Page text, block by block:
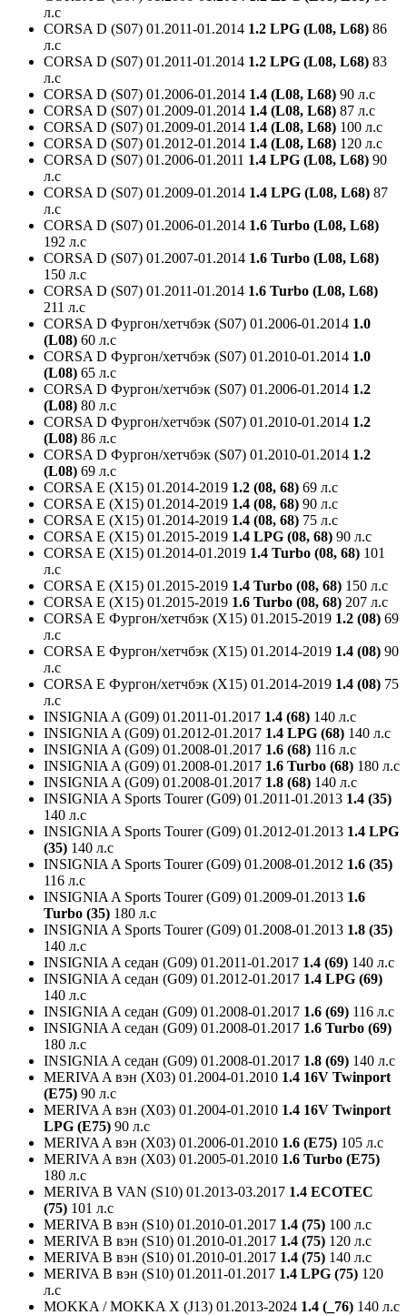
л.с
CORSA D (S07) 01.2011-01.2014 1.2 LPG (L08, L68) 86
л.с
CORSA D (S07) 01.2011-01.2014 1.2 LPG (L08, L68) 83
л.с
CORSA D (S07) 01.2006-01.2014 1.4 (L08, L68) 90 л.с
CORSA D (S07) 01.2009-01.2014 1.4 (L08, L68) 87 л.с
CORSA D (S07) 01.2009-01.2014 1.4 (L08, L68) 100 л.с
CORSA D (S07) 01.2012-01.2014 1.4 (L08, L68) 120 л.с
CORSA D (S07) 01.2006-01.2011 1.4 LPG (L08, L68) 90
л.с
CORSA D (S07) 01.2009-01.2014 1.4 LPG (L08, L68) 87
л.с
CORSA D (S07) 01.2006-01.2014 1.6 Turbo (L08, L68)
192 л.с
CORSA D (S07) 01.2007-01.2014 1.6 Turbo (L08, L68)
150 л.с
CORSA D (S07) 01.2011-01.2014 1.6 Turbo (L08, L68)
211 л.с
CORSA D Фургон/хетчбэк (S07) 01.2006-01.2014 1.0
(L08) 60 л.с
CORSA D Фургон/хетчбэк (S07) 01.2010-01.2014 1.0
(L08) 65 л.с
CORSA D Фургон/хетчбэк (S07) 01.2006-01.2014 1.2
(L08) 80 л.с
CORSA D Фургон/хетчбэк (S07) 01.2010-01.2014 1.2
(L08) 86 л.с
CORSA D Фургон/хетчбэк (S07) 01.2010-01.2014 1.2
(L08) 69 л.с
CORSA E (X15) 01.2014-2019 1.2 (08, 68) 69 л.с
CORSA E (X15) 01.2014-2019 1.4 (08, 68) 90 л.с
CORSA E (X15) 01.2014-2019 1.4 (08, 68) 75 л.с
CORSA E (X15) 01.2015-2019 1.4 LPG (08, 68) 90 л.с
CORSA E (X15) 01.2014-01.2019 1.4 Turbo (08, 68) 101
л.с
CORSA E (X15) 01.2015-2019 1.4 Turbo (08, 68) 150 л.с
CORSA E (X15) 01.2015-2019 1.6 Turbo (08, 68) 207 л.с
CORSA E Фургон/хетчбэк (X15) 01.2015-2019 1.2 (08) 69
л.с
CORSA E Фургон/хетчбэк (X15) 01.2014-2019 1.4 (08) 90
л.с
CORSA E Фургон/хетчбэк (X15) 01.2014-2019 1.4 (08) 75
л.с
INSIGNIA A (G09) 01.2011-01.2017 1.4 (68) 140 л.с
INSIGNIA A (G09) 01.2012-01.2017 1.4 LPG (68) 140 л.с
INSIGNIA A (G09) 01.2008-01.2017 1.6 (68) 116 л.с
INSIGNIA A (G09) 01.2008-01.2017 1.6 Turbo (68) 180 л.с
INSIGNIA A (G09) 01.2008-01.2017 1.8 (68) 140 л.с
INSIGNIA A Sports Tourer (G09) 01.2011-01.2013 1.4 (35)
140 л.с
INSIGNIA A Sports Tourer (G09) 01.2012-01.2013 1.4 LPG
(35) 140 л.с
INSIGNIA A Sports Tourer (G09) 01.2008-01.2012 1.6 (35)
116 л.с
INSIGNIA A Sports Tourer (G09) 01.2009-01.2013 1.6
Turbo (35) 180 л.с
INSIGNIA A Sports Tourer (G09) 01.2008-01.2013 1.8 (35)
140 л.с
INSIGNIA A седан (G09) 01.2011-01.2017 1.4 (69) 140 л.с
INSIGNIA A седан (G09) 01.2012-01.2017 1.4 LPG (69)
140 л.с
INSIGNIA A седан (G09) 01.2008-01.2017 1.6 (69) 116 л.с
INSIGNIA A седан (G09) 01.2008-01.2017 1.6 Turbo (69)
180 л.с
INSIGNIA A седан (G09) 01.2008-01.2017 1.8 (69) 140 л.с
MERIVA A вэн (X03) 01.2004-01.2010 1.4 16V Twinport
(E75) 90 л.с
MERIVA A вэн (X03) 01.2004-01.2010 1.4 16V Twinport
LPG (E75) 90 л.с
MERIVA A вэн (X03) 01.2006-01.2010 1.6 (E75) 105 л.с
MERIVA A вэн (X03) 01.2005-01.2010 1.6 Turbo (E75)
180 л.с
MERIVA B VAN (S10) 01.2013-03.2017 1.4 ECOTEC
(75) 101 л.с
MERIVA B вэн (S10) 01.2010-01.2017 1.4 (75) 100 л.с
MERIVA B вэн (S10) 01.2010-01.2017 1.4 (75) 120 л.с
MERIVA B вэн (S10) 01.2010-01.2017 1.4 (75) 140 л.с
MERIVA B вэн (S10) 01.2011-01.2017 1.4 LPG (75) 120
л.с
MOKKA / MOKKA X (J13) 01.2013-2024 1.4 (_76) 140 л.с